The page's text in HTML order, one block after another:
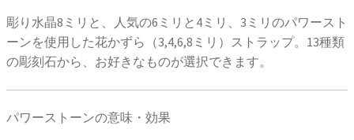
彫り水晶8ミリと、人気の6ミリと4ミリ、3ミリのパワースト
ーンを使用した花かずら（3,4,6,8ミリ）ストラップ。13種類
の彫刻石から、お好きなものが選択できます。
パワーストーンの意味・効果